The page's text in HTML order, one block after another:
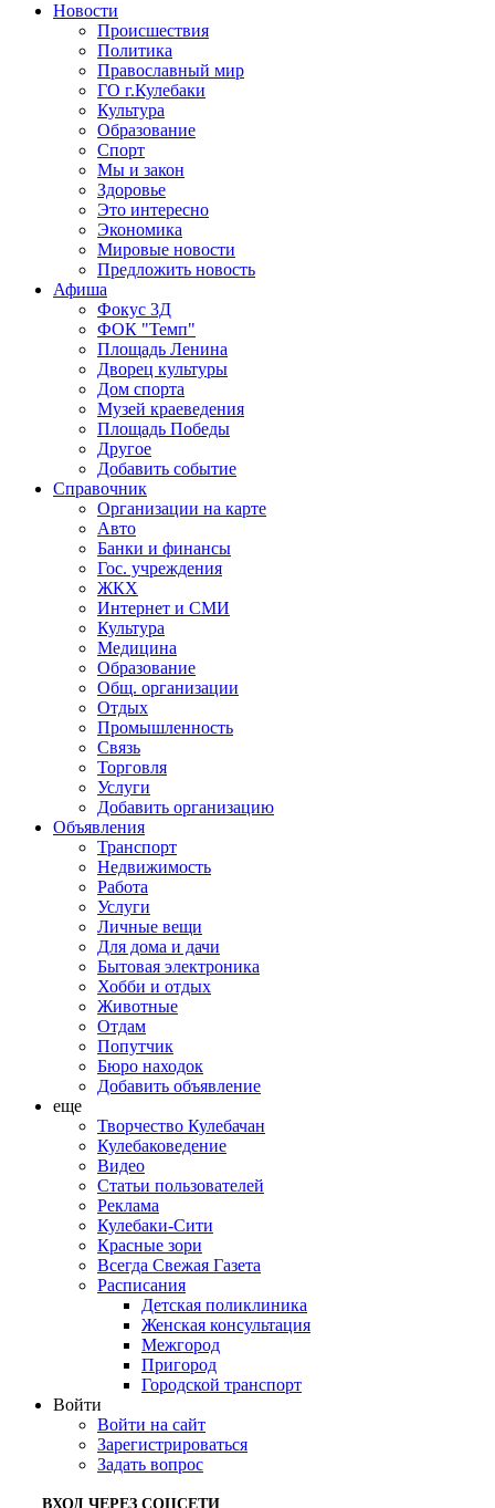
Новости
Происшествия
Политика
Православный мир
ГО г.Кулебаки
Культура
Образование
Спорт
Мы и закон
Здоровье
Это интересно
Экономика
Мировые новости
Предложить новость
Афиша
Фокус 3Д
ФОК "Темп"
Площадь Ленина
Дворец культуры
Дом спорта
Музей краеведения
Площадь Победы
Другое
Добавить событие
Справочник
Организации на карте
Авто
Банки и финансы
Гос. учреждения
ЖКХ
Интернет и СМИ
Культура
Медицина
Образование
Общ. организации
Отдых
Промышленность
Связь
Торговля
Услуги
Добавить организацию
Объявления
Транспорт
Недвижимость
Работа
Услуги
Личные вещи
Для дома и дачи
Бытовая электроника
Хобби и отдых
Животные
Отдам
Попутчик
Бюро находок
Добавить объявление
еще
Творчество Кулебачан
Кулебаковедение
Видео
Статьи пользователей
Реклама
Кулебаки-Сити
Красные зори
Всегда Свежая Газета
Расписания
Детская поликлиника
Женская консультация
Межгород
Пригород
Городской транспорт
Войти
Войти на сайт
Зарегистрироваться
Задать вопрос
ВХОД ЧЕРЕЗ СОЦСЕТИ